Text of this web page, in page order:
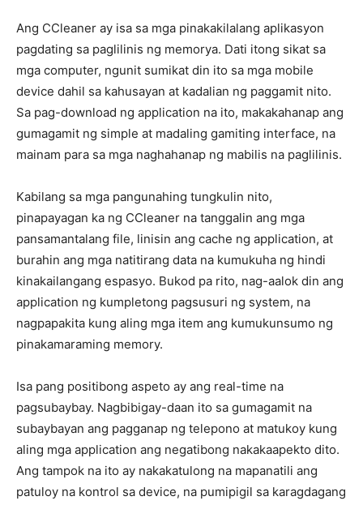
Ang CCleaner ay isa sa mga pinakakilalang aplikasyon
pagdating sa paglilinis ng memorya. Dati itong sikat sa
mga computer, ngunit sumikat din ito sa mga mobile
device dahil sa kahusayan at kadalian ng paggamit nito.
Sa pag-download ng application na ito, makakahanap ang
gumagamit ng simple at madaling gamiting interface, na
mainam para sa mga naghahanap ng mabilis na paglilinis.
Kabilang sa mga pangunahing tungkulin nito,
pinapayagan ka ng CCleaner na tanggalin ang mga
pansamantalang file, linisin ang cache ng application, at
burahin ang mga natitirang data na kumukuha ng hindi
kinakailangang espasyo. Bukod pa rito, nag-aalok din ang
application ng kumpletong pagsusuri ng system, na
nagpapakita kung aling mga item ang kumukunsumo ng
pinakamaraming memory.
Isa pang positibong aspeto ay ang real-time na
pagsubaybay. Nagbibigay-daan ito sa gumagamit na
subaybayan ang pagganap ng telepono at matukoy kung
aling mga application ang negatibong nakakaapekto dito.
Ang tampok na ito ay nakakatulong na mapanatili ang
patuloy na kontrol sa device, na pumipigil sa karagdagang